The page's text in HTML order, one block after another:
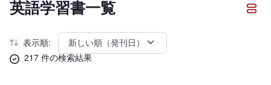
英語学習書一覧
表示順:
217 件の検索結果